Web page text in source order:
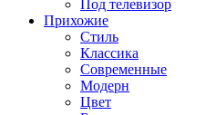
Под телевизор
Прихожие
Стиль
Классика
Современные
Модерн
Цвет